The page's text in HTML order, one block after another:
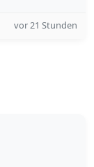
vor 21 Stunden